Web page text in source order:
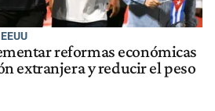
reformas económicas
extranjera y reducir el peso